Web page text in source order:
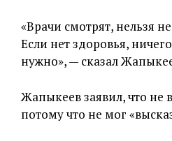
«Врачи смотрят, нельзя
Если нет здоровья,
нужно», — сказал
Жапыкеев заявил, что не
потому что не мог